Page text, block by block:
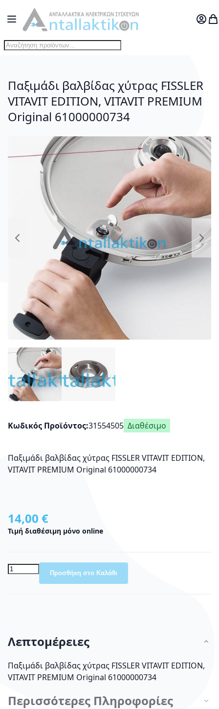
Μετάβαση στο περιεχόμενο
Toggle Nav
Ο
Παξιμάδι βαλβίδας χύτρας FISSLER
VITAVIT EDITION, VITAVIT PREMIUM
Original 61000000734
Κωδικός Προϊόντος 31554505 Διαθέσιμο
Παξιμάδι βαλβίδας χύτρας FISSLER VITAVIT EDITION,
VITAVIT PREMIUM Original 61000000734
14,00 €
Τιμή διαθέσιμη μόνο online
Προσθήκη στο Καλάθι
Λεπτομέρειες
Παξιμάδι βαλβίδας χύτρας FISSLER VITAVIT EDITION,
VITAVIT PREMIUM Original 61000000734
Περισσότερες Πληροφορίες